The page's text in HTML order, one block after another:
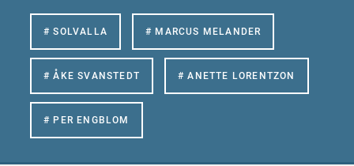
# SOLVALLA # MARCUS MELANDER
# ÅKE SVANSTEDT # ANETTE LORENTZON
# PER ENGBLOM